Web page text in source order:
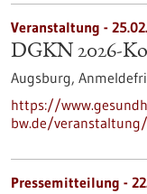
Veranstaltung -
DGKN 2026-
Augsburg,
https://
bw.de/
Pressemitteilung -